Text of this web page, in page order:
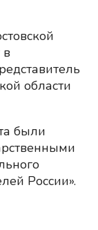
области
были
России».